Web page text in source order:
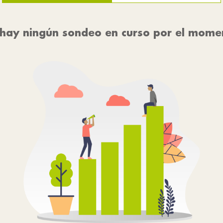
ningún sondeo en curso por el